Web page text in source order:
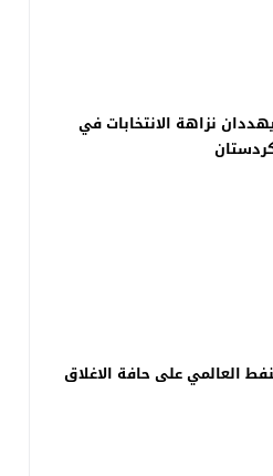
نزاهة الانتخابات في
العالمي على حافة الاغلاق